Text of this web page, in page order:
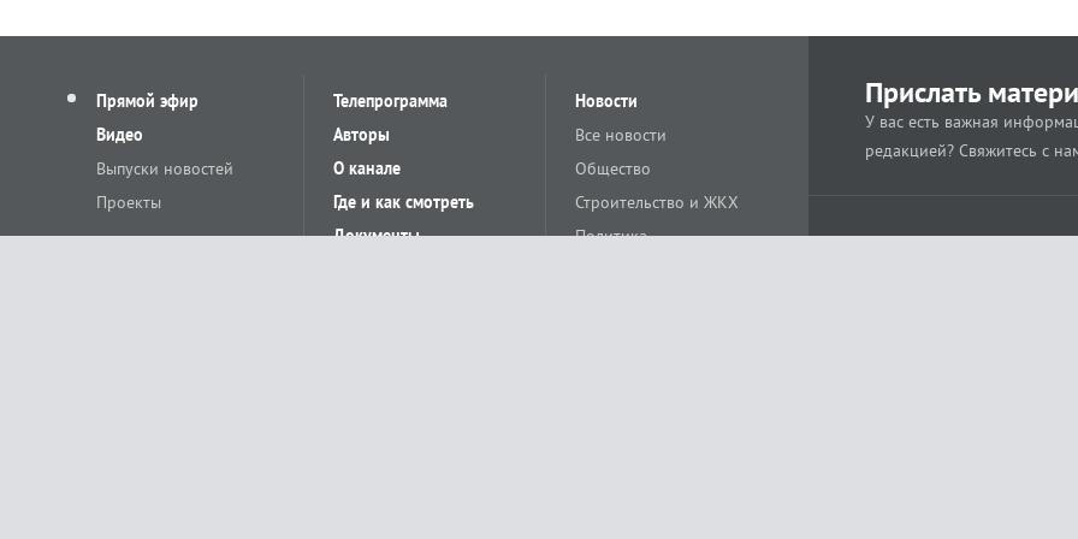
Прямой эфир
Видео
Выпуски новостей
Проекты
Телепрограмма
Авторы
О канале
Где и как смотреть
Документы
Новости
Все новости
Общество
Строительство и ЖКХ
Политика
Прислать
У вас есть важная
редакцией? Свяжитесь с